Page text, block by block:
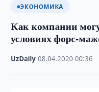
ЭКОНОМИКА
Как компании
условиях форс-
UzDaily ·08.04.2020 ·00:36